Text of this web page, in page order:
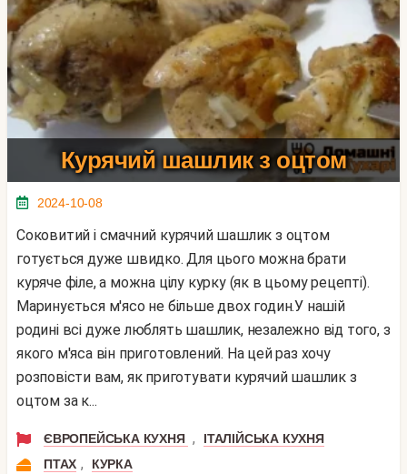
Курячий шашлик з оцтом
2024-10-08
Соковитий і смачний курячий шашлик з оцтом
готується дуже швидко. Для цього можна брати
куряче філе, а можна цілу курку (як в цьому рецепті).
Маринується м'ясо не більше двох годин.У нашій
родині всі дуже люблять шашлик, незалежно від того, з
якого м'яса він приготовлений. На цей раз хочу
розповісти вам, як приготувати курячий шашлик з
оцтом за к...
ЄВРОПЕЙСЬКА КУХНЯ ,
ІТАЛІЙСЬКА КУХНЯ
ПТАХ ,
КУРКА